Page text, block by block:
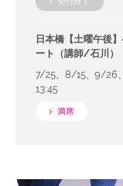
日本橋【土曜午後
ート（講師/石川）
7/25、8/15、9/26
13:45
満席